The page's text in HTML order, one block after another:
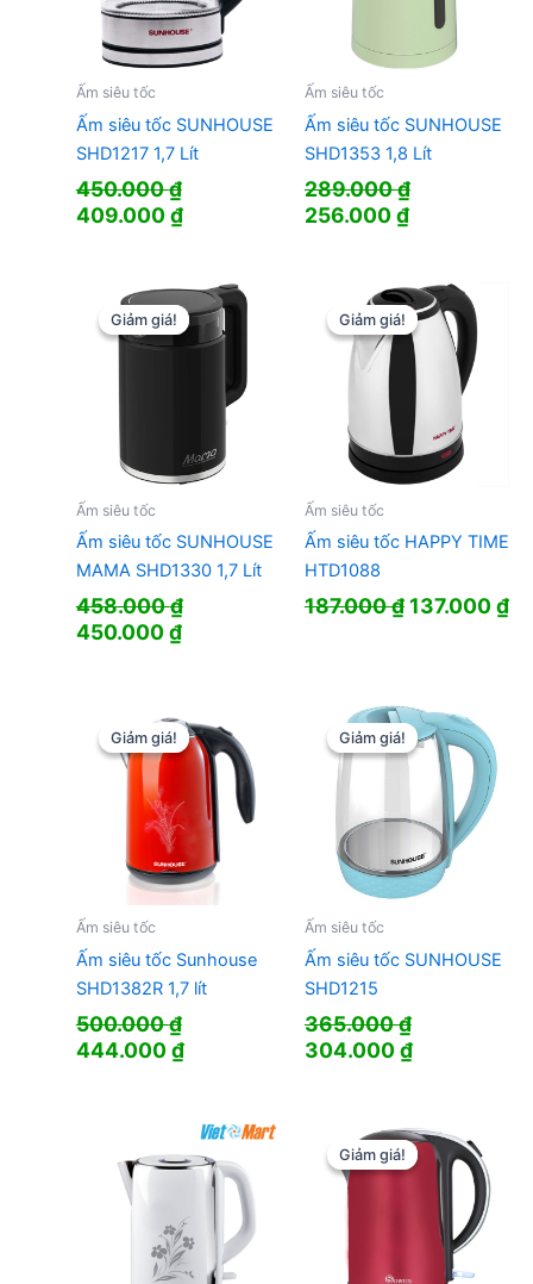
Ấm siêu tốc
Ấm siêu tốc SUNHOUSE
SHD1217 1,7 Lít
450.000₫
Giá
450.000 ₫.
409.000₫Giá
là:
409.000 ₫.
Ấm siêu tốc
Ấm siêu tốc SUNHOUSE
SHD1353 1,8 Lít
289.000₫
Giá
289.000 ₫.
256.000₫Giá
là:
256.000 ₫.
Giảm giá!
Giảm giá!
Ấm siêu tốc
Ấm siêu tốc SUNHOUSE
MAMA SHD1330 1,7 Lít
458.000₫
Giá
450.000₫Giá
450.000 ₫.
Giảm giá!
Giảm giá!
Ấm siêu tốc
Ấm siêu tốc HAPPY TIME
HTD1088
187.000₫Giá
137.000₫
Giảm giá!
Giảm giá!
Ấm siêu tốc
Ấm siêu tốc Sunhouse
SHD1382R 1,7 lít
500.000₫
Giá
444.000₫Giá
là:
444.000 ₫.
Giảm giá!
Giảm giá!
Ấm siêu tốc
Ấm siêu tốc SUNHOUSE
SHD1215
365.000₫
Giá
365.000 ₫.
304.000₫Giá
là:
304.000 ₫.
Giảm giá!
Giảm giá!